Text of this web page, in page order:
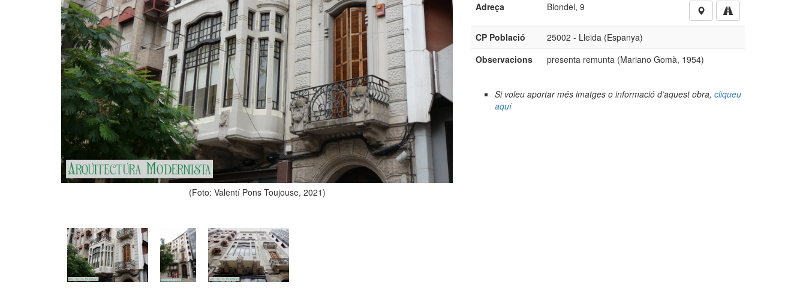
(Foto: Valentí Pons Toujouse, 2021)
Adreça Blondel, 9
CP Població
25002 - Lleida (Espanya)
Observacions
presenta remunta (Mariano Gomà, 1954)
Si voleu aportar més imatges o informació d’aquest obra, cliqueu
aquí